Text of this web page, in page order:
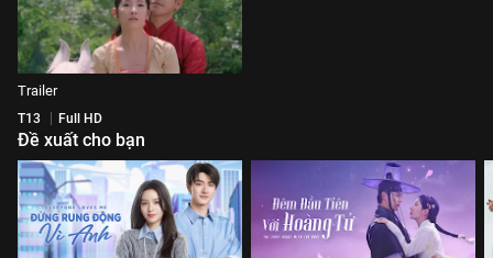
Trailer
T13 Full HD
Đề xuất cho bạn